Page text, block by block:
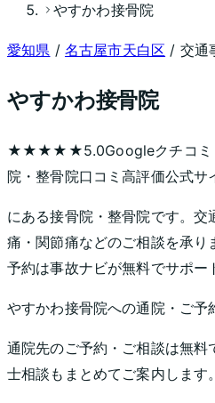
やすかわ接骨院
愛知県 / 名古屋市天白区 / 交通
やすかわ接骨院
★★★★★5.0Googleクチコミ
院・整骨院口コミ高評価公式サ
にある接骨院・整骨院です。
痛・関節痛などのご相談を承り
予約は事故ナビが無料でサポー
やすかわ接骨院への通院・ご予
通院先のご予約・ご相談は無料
士相談もまとめてご案内します。